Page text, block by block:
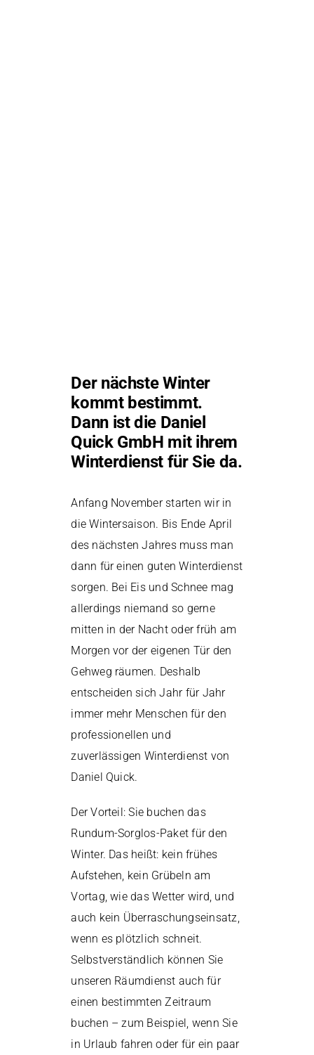
Der nächste Winter
kommt bestimmt.
Dann ist die Daniel
Quick GmbH mit ihrem
Winterdienst für Sie da.
Anfang November starten wir in
die Wintersaison. Bis Ende April
des nächsten Jahres muss man
dann für einen guten Winterdienst
sorgen. Bei Eis und Schnee mag
allerdings niemand so gerne
mitten in der Nacht oder früh am
Morgen vor der eigenen Tür den
Gehweg räumen. Deshalb
entscheiden sich Jahr für Jahr
immer mehr Menschen für den
professionellen und
zuverlässigen Winterdienst von
Daniel Quick.
Der Vorteil: Sie buchen das
Rundum-Sorglos-Paket für den
Winter. Das heißt: kein frühes
Aufstehen, kein Grübeln am
Vortag, wie das Wetter wird, und
auch kein Überraschungseinsatz,
wenn es plötzlich schneit.
Selbstverständlich können Sie
unseren Räumdienst auch für
einen bestimmten Zeitraum
buchen – zum Beispiel, wenn Sie
in Urlaub fahren oder für ein paar